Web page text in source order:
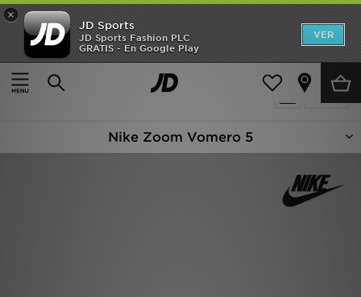
×
JD Sports
JD Sports Fashion PLC
GRATIS - En Google Play
VER
Página principal
Nike Zoom Vomero 5
5 productos encontrados
Nike Zoom Vomero 5
Hombre
Mujer